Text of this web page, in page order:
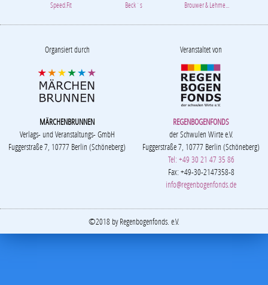
Speed.Fit Beck´s Brouwer & Lehme...
Organsiert durch
MÄRCHENBRUNNEN
Verlags- und Veranstaltungs- GmbH
Fuggerstraße 7, 10777 Berlin (Schöneberg)
Veranstaltet von
REGENBOGENFONDS
der Schwulen Wirte e.V.
Fuggerstraße 7, 10777 Berlin (Schöneberg)
Tel: +49 30 21 47 35 86
Fax: +49-30-2147358-8
info@regenbogenfonds.de
©2018 by Regenbogenfonds. e.V.